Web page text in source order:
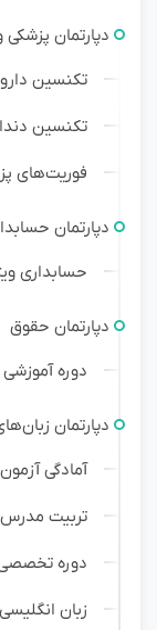
دپارتمان پزشکی
تکنسین
تکنسین
فوریت‌های
دپارتمان
حسابداری
دپارتمان حقوق
دوره
دپارتمان
آمادگی آزمون IELTS
تربیت مدرس
دوره تخصصی
زبان